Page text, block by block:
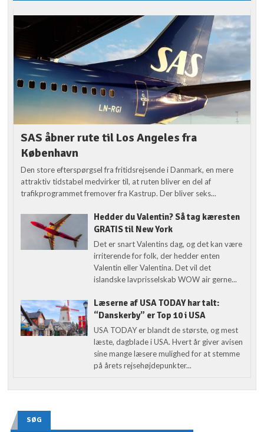
SAS åbner rute til Los Angeles fra
København
Den store efterspørgsel fra fritidsrejsende i Danmark, en mere
attraktiv tidstabel medvirker til, at ruten bliver en del af
trafikprogrammet fremover fra Kastrup. Der bliver seks...
Hedder du Valentin? Så tag kæresten
GRATIS til New York
Det er snart Valentins dag, og det kan være
irriterende for folk, der hedder enten
Valentin eller Valentina. Det vil det
islandske lavprisselskab WOW air gerne...
Læserne af USA TODAY har talt:
“Danskerby” er Top 10 i USA
USA TODAY er blandt de største, og mest
læste, dagblade i USA. Hvert år giver avisen
sine mange læsere mulighed for at stemme
på årets rejsehøjdepunkter...
SØG